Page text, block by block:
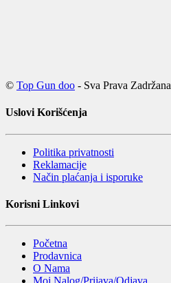
© Top Gun doo - Sva Prava Zadržana
Uslovi Korišćenja
Politika privatnosti
Reklamacije
Način plaćanja i isporuke
Korisni Linkovi
Početna
Prodavnica
O Nama